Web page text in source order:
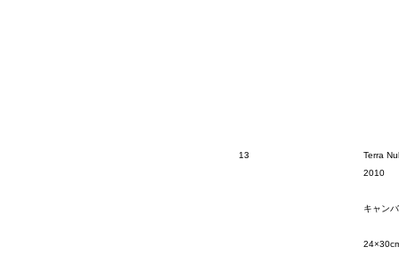
13
Terra
2010
キャン